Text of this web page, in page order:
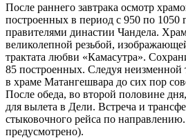
После раннего завтрака осмотр
построенных в период с 950 по 1050
правителями династии Чандела.
великолепной резьбой,
трактата любви «Камасутра».
85 построенных. Следуя неизменной
в храме Матангешвара до сих пор
После обеда, во второй половине
для вылета в Дели. Встреча и
стыковочного рейса по
предусмотрено).